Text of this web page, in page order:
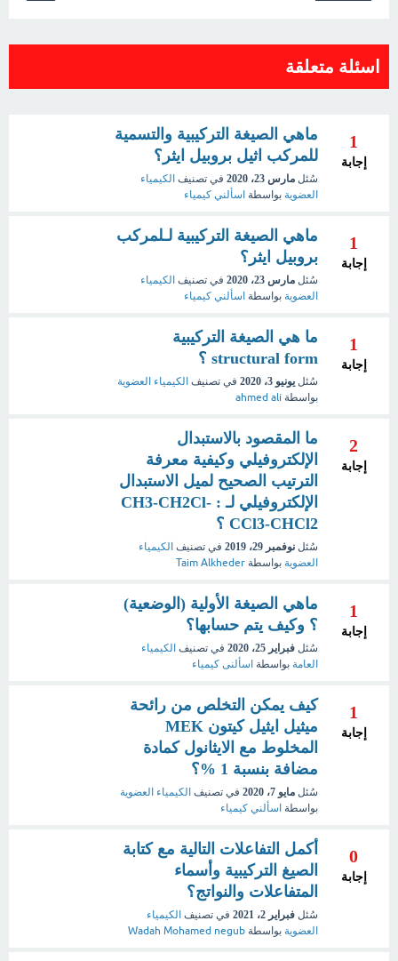
اسئلة متعلقة
1
إجابة
ماهي الصيغة التركيبية والتسمية
للمركب اثيل بروبيل ايثر؟
سُئل مارس 23، 2020 في تصنيف الكيمياء
العضوية بواسطة اسألني كيمياء
1
إجابة
ماهي الصيغة التركيبية لـلمركب
بروبيل ايثر؟
سُئل مارس 23، 2020 في تصنيف الكيمياء
العضوية بواسطة اسألني كيمياء
1
إجابة
ما هي الصيغة التركيبية
structural form ؟
سُئل يونيو 3، 2020 في تصنيف الكيمياء العضوية
بواسطة ahmed ali
2
إجابة
ما المقصود بالاستبدال
الإلكتروفيلي وكيفية معرفة
الترتيب الصحيح لميل الاستبدال
الإلكتروفيلي لـ : CH3-CH2Cl-
CCl3-CHCl2 ؟
سُئل نوفمبر 29، 2019 في تصنيف الكيمياء
العضوية بواسطة Taim Alkheder
1
إجابة
ماهي الصيغة الأولية (الوضعية)
؟ وكيف يتم حسابها؟
سُئل فبراير 25، 2020 في تصنيف الكيمياء
العامة بواسطة اسألنى كيمياء
1
إجابة
كيف يمكن التخلص من رائحة
ميثيل ايثيل كيتون MEK
المخلوط مع الايثانول كمادة
مضافة بنسبة 1 ‎%‎؟
سُئل مايو 7، 2020 في تصنيف الكيمياء العضوية
بواسطة اسألني كيمياء
0
إجابة
أكمل التفاعلات التالية مع كتابة
الصيغ التركيبية وأسماء
المتفاعلات والنواتج؟
سُئل فبراير 2، 2021 في تصنيف الكيمياء
العضوية بواسطة Wadah Mohamed negub